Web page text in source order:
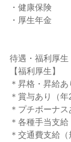
・健康保険
・厚生年金
待遇・福利厚生
【福利厚生】
＊昇格・昇給
＊賞与あり（年
＊プチボーナス
＊各種手当支給
＊交通費支給（